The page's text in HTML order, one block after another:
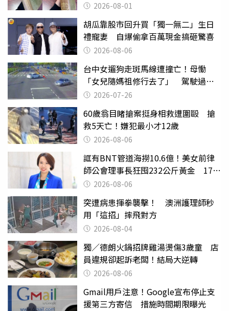
2026-08-01
胡瓜靠股市回升買「獨一無二」生日
禮寵妻 自爆偷拿百萬現金搞砸驚喜
2026-08-06
台中女遛狗走斑馬線遭撞亡！母慟
「女兒隨媽祖修行去了」 駕駛過失
致死判9月
2026-07-26
60歲翁目睹搶案挺身相救遭圍毆 搶
救5天亡！嫌犯最小才12歲
2026-08-06
誆有BNT管道海撈10.6億！美女前律
師公會理事長狂囤232公斤黃金 17人
遭起訴
2026-08-06
突遭病患揮拳襲擊！ 澳洲護理師秒
用「這招」摔飛對方
2026-08-04
獨／德朗火鍋招牌雞湯燙傷3歲童 店
員違規卻起訴老闆！結局大逆轉
2026-08-06
Gmail用戶注意！Google宣布停止支
援第三方寄信 措施時間期限曝光